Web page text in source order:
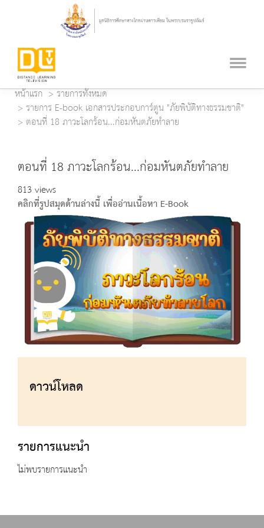
หน้าแรก
รายการทั้งหมด
รายการ E-book เอกสารประกอบการ์ตูน "ภัยพิบัติทางธรรมชาติ"
ตอนที่ 18 ภาวะโลกร้อน...ก่อมหันตภัยทำลาย
ตอนที่ 18 ภาวะโลกร้อน...ก่อมหันตภัยทำลาย
813 views
คลิกที่รูปสมุดด้านล่างนี้ เพื่ออ่านเนื้อหา E-Book
ดาวน์โหลด
รายการแนะนำ
ไม่พบรายการแนะนำ